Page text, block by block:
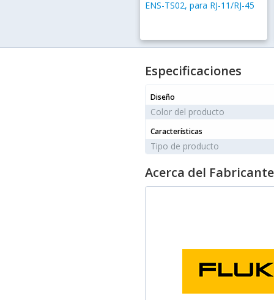
ENS-TS02, para RJ-11/RJ-45
Especificaciones
Diseño
Color del producto
Características
Tipo de producto
Acerca del Fabricante